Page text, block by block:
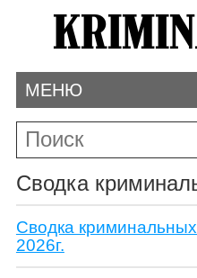
МЕНЮ
Сводка
Сводка
2026г.